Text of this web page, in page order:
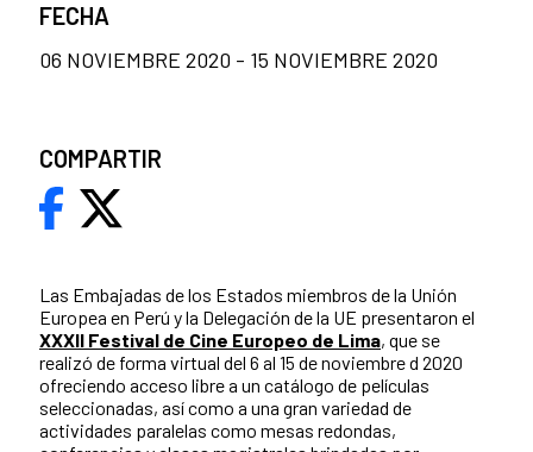
Las Embajadas de los Estados miembros de la Unión
Europea en Perú y la Delegación de la UE presentaron el
XXXII Festival de Cine Europeo de Lima, que se
realizó de forma virtual del 6 al 15 de noviembre d 2020
ofreciendo acceso libre a un catálogo de películas
seleccionadas, así como a una gran variedad de
actividades paralelas como mesas redondas,
FECHA
06 NOVIEMBRE 2020 - 15 NOVIEMBRE 2020
COMPARTIR